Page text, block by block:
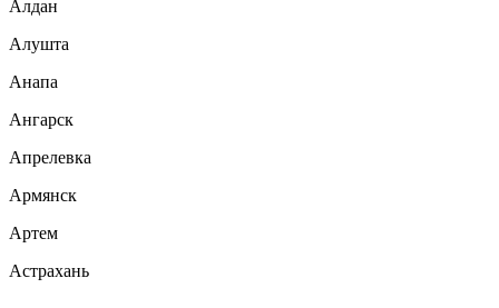
Алдан
Алушта
Анапа
Ангарск
Апрелевка
Армянск
Артем
Астрахань